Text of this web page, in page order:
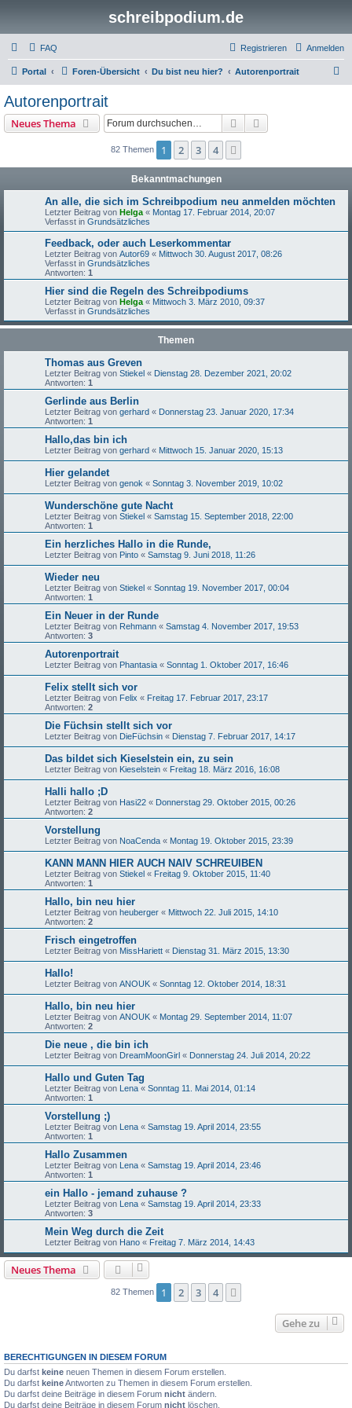
schreibpodium.de
FAQ Anmelden
Registrieren
Portal Foren-Übersicht Du bist neu hier? Autorenportrait
Autorenportrait
Neues Thema Suche
82 Themen 1 2 3 4
Bekanntmachungen
An alle, die sich im Schreibpodium neu anmelden möchten
Letzter Beitrag von Helga « Montag 17. Februar 2014, 20:07
Verfasst in Grundsätzliches
Feedback, oder auch Leserkommentar
Letzter Beitrag von Autor69 « Mittwoch 30. August 2017, 08:26
Verfasst in Grundsätzliches
Antworten: 1
Hier sind die Regeln des Schreibpodiums
Letzter Beitrag von Helga « Mittwoch 3. März 2010, 09:37
Verfasst in Grundsätzliches
Themen
Thomas aus Greven
Letzter Beitrag von Stiekel « Dienstag 28. Dezember 2021, 20:02
Antworten: 1
Gerlinde aus Berlin
Letzter Beitrag von gerhard « Donnerstag 23. Januar 2020, 17:34
Antworten: 1
Hallo,das bin ich
Letzter Beitrag von gerhard « Mittwoch 15. Januar 2020, 15:13
Hier gelandet
Letzter Beitrag von genok « Sonntag 3. November 2019, 10:02
Wunderschöne gute Nacht
Letzter Beitrag von Stiekel « Samstag 15. September 2018, 22:00
Antworten: 1
Ein herzliches Hallo in die Runde,
Letzter Beitrag von Pinto « Samstag 9. Juni 2018, 11:26
Wieder neu
Letzter Beitrag von Stiekel « Sonntag 19. November 2017, 00:04
Antworten: 1
Ein Neuer in der Runde
Letzter Beitrag von Rehmann « Samstag 4. November 2017, 19:53
Antworten: 3
Autorenportrait
Letzter Beitrag von Phantasia « Sonntag 1. Oktober 2017, 16:46
Felix stellt sich vor
Letzter Beitrag von Felix « Freitag 17. Februar 2017, 23:17
Antworten: 2
Die Füchsin stellt sich vor
Letzter Beitrag von DieFüchsin « Dienstag 7. Februar 2017, 14:17
Das bildet sich Kieselstein ein, zu sein
Letzter Beitrag von Kieselstein « Freitag 18. März 2016, 16:08
Halli hallo ;D
Letzter Beitrag von Hasi22 « Donnerstag 29. Oktober 2015, 00:26
Antworten: 2
Vorstellung
Letzter Beitrag von NoaCenda « Montag 19. Oktober 2015, 23:39
KANN MANN HIER AUCH NAIV SCHREUIBEN
Letzter Beitrag von Stiekel « Freitag 9. Oktober 2015, 11:40
Antworten: 1
Hallo, bin neu hier
Letzter Beitrag von heuberger « Mittwoch 22. Juli 2015, 14:10
Antworten: 2
Frisch eingetroffen
Letzter Beitrag von MissHariett « Dienstag 31. März 2015, 13:30
Hallo!
Letzter Beitrag von ANOUK « Sonntag 12. Oktober 2014, 18:31
Hallo, bin neu hier
Letzter Beitrag von ANOUK « Montag 29. September 2014, 11:07
Antworten: 2
Die neue , die bin ich
Letzter Beitrag von DreamMoonGirl « Donnerstag 24. Juli 2014, 20:22
Hallo und Guten Tag
Letzter Beitrag von Lena « Sonntag 11. Mai 2014, 01:14
Antworten: 1
Vorstellung ;)
Letzter Beitrag von Lena « Samstag 19. April 2014, 23:55
Antworten: 1
Hallo Zusammen
Letzter Beitrag von Lena « Samstag 19. April 2014, 23:46
Antworten: 1
ein Hallo - jemand zuhause ?
Letzter Beitrag von Lena « Samstag 19. April 2014, 23:33
Antworten: 3
Mein Weg durch die Zeit
Letzter Beitrag von Hano « Freitag 7. März 2014, 14:43
Neues Thema
82 Themen 1 2 3 4
Gehe zu
BERECHTIGUNGEN IN DIESEM FORUM
Du darfst keine neuen Themen in diesem Forum erstellen.
Du darfst keineAntworten zu Themen in diesem Forum erstellen.
Du darfst deine Beiträge in diesem Forum nicht ändern.
Du darfst deine Beiträge in diesem Forum nicht löschen.